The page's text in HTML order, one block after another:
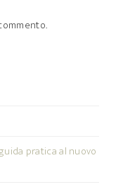
pratica al nuovo